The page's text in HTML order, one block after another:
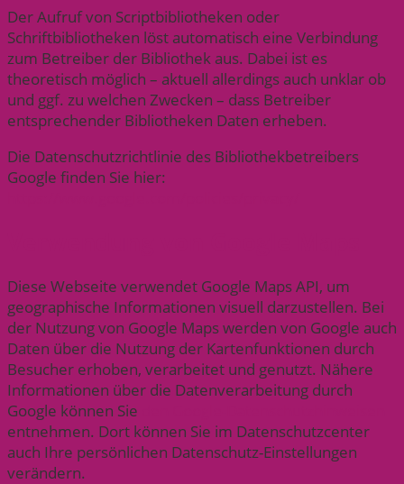
Der Aufruf von Scriptbibliotheken oder
Schriftbibliotheken löst automatisch eine Verbindung
zum Betreiber der Bibliothek aus. Dabei ist es
theoretisch möglich – aktuell allerdings auch unklar ob
und ggf. zu welchen Zwecken – dass Betreiber
entsprechender Bibliotheken Daten erheben.
Die Datenschutzrichtlinie des Bibliothekbetreibers
Google finden Sie hier:
Diese Webseite verwendet Google Maps API, um
geographische Informationen visuell darzustellen. Bei
der Nutzung von Google Maps werden von Google auch
Daten über die Nutzung der Kartenfunktionen durch
Besucher erhoben, verarbeitet und genutzt. Nähere
Informationen über die Datenverarbeitung durch
Google können Sie
entnehmen. Dort können Sie im Datenschutzcenter
auch Ihre persönlichen Datenschutz-Einstellungen
verändern.